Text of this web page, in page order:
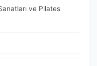
ve Pilates